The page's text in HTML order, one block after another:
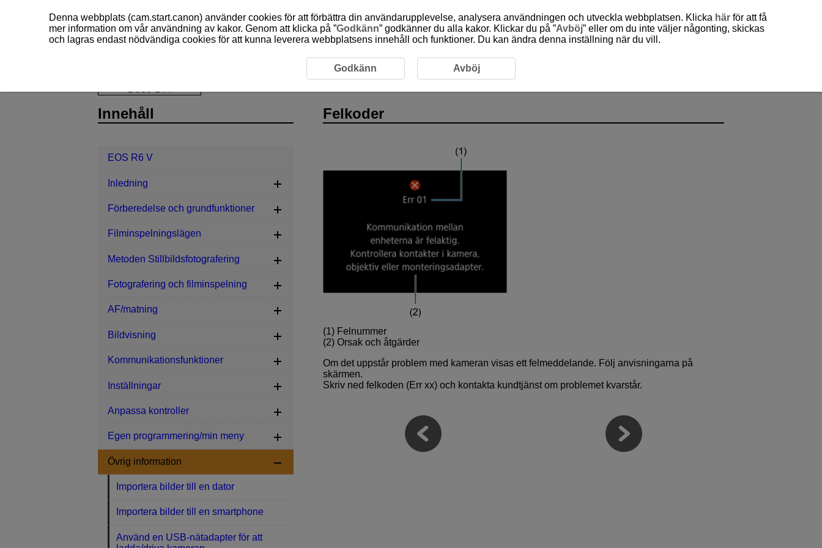
Felkoder
(1) Felnummer
(2) Orsak och åtgärder
Om det uppstår problem med kameran visas ett felmeddelande. Följ anvisningarna på
skärmen.
Skriv ned felkoden (Err xx) och kontakta kundtjänst om problemet kvarstår.
Innehåll
EOS R6 V
Inledning
Förberedelse och grundfunktioner
Filminspelningslägen
Metoden Stillbildsfotografering
Fotografering och filminspelning
AF/matning
Bildvisning
Kommunikationsfunktioner
Inställningar
Anpassa kontroller
Egen programmering/min meny
Övrig information
Importera bilder till en dator
Importera bilder till en smartphone
Använd en USB-nätadapter för att
Denna webbplats (cam.start.canon) använder cookies för att förbättra din användarupplevelse, analysera användningen och utveckla webbplatsen. Klicka här för att få
mer information om vår användning av kakor. Genom att klicka på ”Godkänn” godkänner du alla kakor. Klickar du på ”Avböj” eller om du inte väljer någonting, skickas
och lagras endast nödvändiga cookies för att kunna leverera webbplatsens innehåll och funktioner. Du kan ändra denna inställning när du vill.
Godkänn Avböj